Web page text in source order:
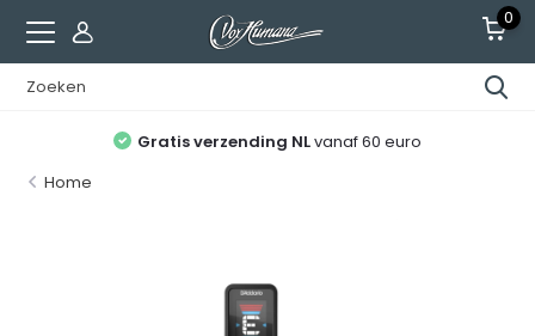
0
Gratis verzending NLvanaf 60 euro
Home